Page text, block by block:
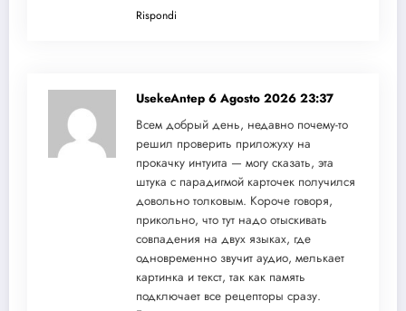
Rispondi
UsekeAntep 6 Agosto 2026 23:37
Всем добрый день, недавно почему-то
решил проверить приложуху на
прокачку интуита — могу сказать, эта
штука с парадигмой карточек получился
довольно толковым. Короче говоря,
прикольно, что тут надо отыскивать
совпадения на двух языках, где
одновременно звучит аудио, мелькает
картинка и текст, так как память
подключает все рецепторы сразу.